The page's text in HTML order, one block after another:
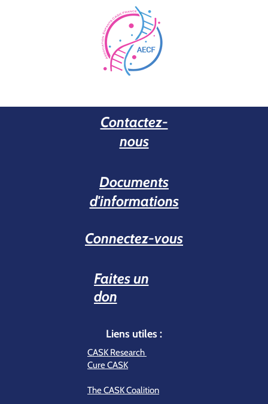
Contactez-
nous
Documents
d'informations
Connectez-vous
Faites un
don
Liens utiles :
CASK Research
Cure CASK
The CASK Coalition